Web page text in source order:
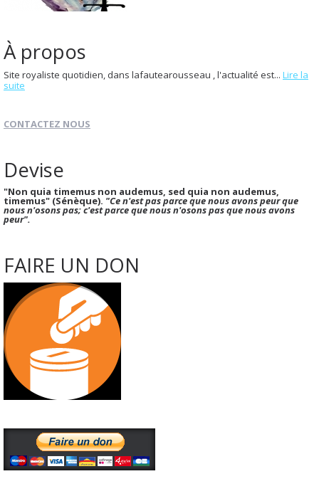
À propos
Site royaliste quotidien, dans lafautearousseau , l'actualité est... Lire la
suite
CONTACTEZ NOUS
Devise
"Non quia timemus non audemus, sed quia non audemus,
timemus" (Sénèque). "Ce n'est pas parce que nous avons peur que
nous n'osons pas; c'est parce que nous n'osons pas que nous avons
peur".
FAIRE UN DON